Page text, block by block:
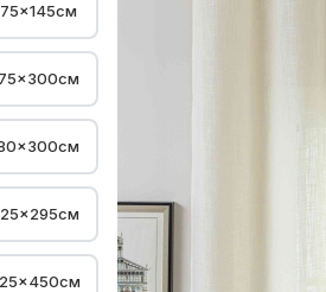
Готово перде